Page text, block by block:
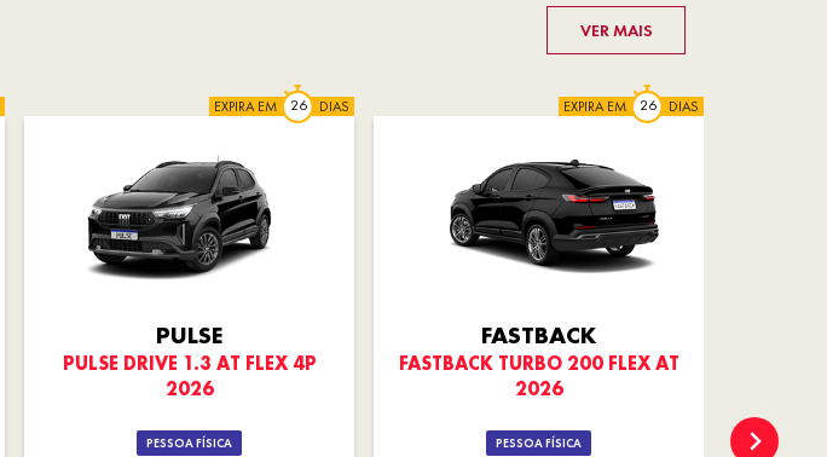
VER MAIS
EXPIRA EM DIAS
PULSE
PULSE DRIVE 1.3 AT FLEX 4P
2026
PESSOA FÍSICA
EXPIRA EM DIAS
FASTBACK
FASTBACK TURBO 200 FLEX AT
2026
PESSOA FÍSICA